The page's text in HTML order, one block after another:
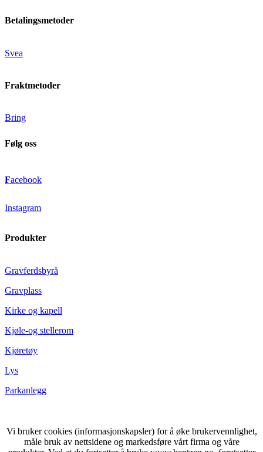
Betalingsmetoder
Svea
Fraktmetoder
Bring
Følg oss
Facebook
Instagram
Produkter
Gravferdsbyrå
Gravplass
Kirke og kapell
Kjøle-og stellerom
Kjøretøy
Lys
Parkanlegg
Vi bruker cookies (informasjonskapsler) for å øke brukervennlighet,
måle bruk av nettsidene og markedsføre vårt firma og våre